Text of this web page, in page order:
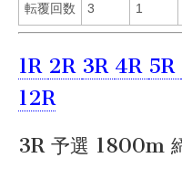
転覆回数 3 1
1R 2R 3R 4R 5R
12R
3R 予選 1800m